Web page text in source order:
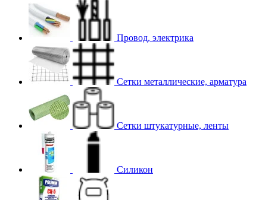
Провод, электрика
Сетки металлические, арматура
Сетки штукатурные, ленты
Силикон